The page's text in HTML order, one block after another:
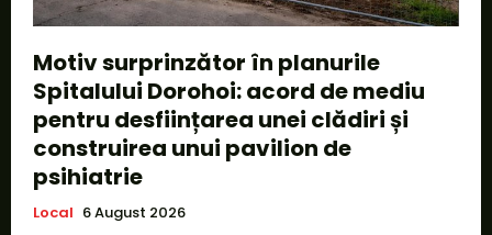
Motiv surprinzător în planurile
Spitalului Dorohoi: acord de mediu
pentru desființarea unei clădiri și
construirea unui pavilion de
psihiatrie
Local 6 August 2026